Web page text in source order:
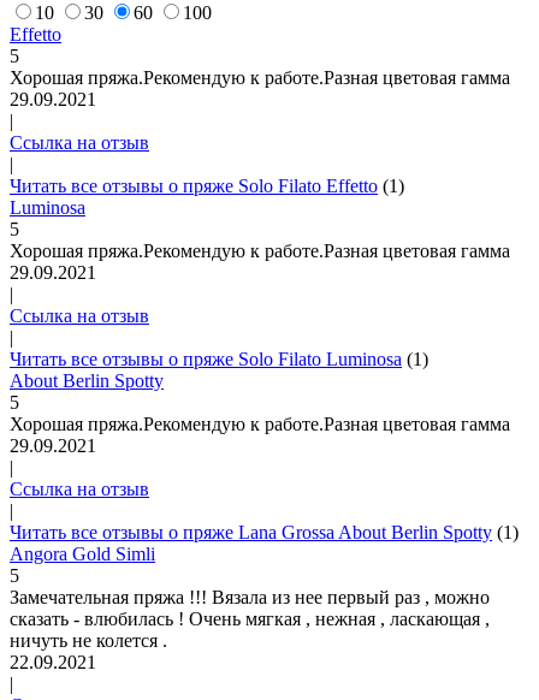
10
30 60
100
Effetto
5
Хорошая пряжа.Рекомендую к работе.Разная цветовая гамма
29.09.2021
|
Ссылка на отзыв
|
Читать все отзывы о пряже Solo Filato Effetto (1)
Luminosa
5
Хорошая пряжа.Рекомендую к работе.Разная цветовая гамма
29.09.2021
|
Ссылка на отзыв
|
Читать все отзывы о пряже Solo Filato Luminosa (1)
About Berlin Spotty
5
Хорошая пряжа.Рекомендую к работе.Разная цветовая гамма
29.09.2021
|
Ссылка на отзыв
|
Читать все отзывы о пряже Lana Grossa About Berlin Spotty (1)
Angora Gold Simli
5
Замечательная пряжа !!! Вязала из нее первый раз , можно
сказать - влюбилась ! Очень мягкая , нежная , ласкающая ,
ничуть не колется .
22.09.2021
|